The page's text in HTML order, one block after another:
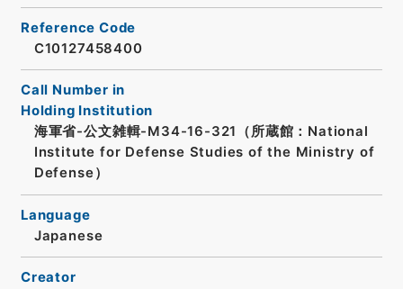
Reference Code
C10127458400
Call Number in
Holding Institution
海軍省-公文雑輯-M34-16-321（所蔵館：National
Institute for Defense Studies of the Ministry of
Defense）
Language
Japanese
Creator